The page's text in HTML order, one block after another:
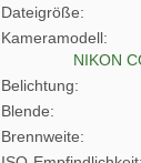
Dateigröße
Kameramodell
NIKON
Belichtung
Blende
Brennweite